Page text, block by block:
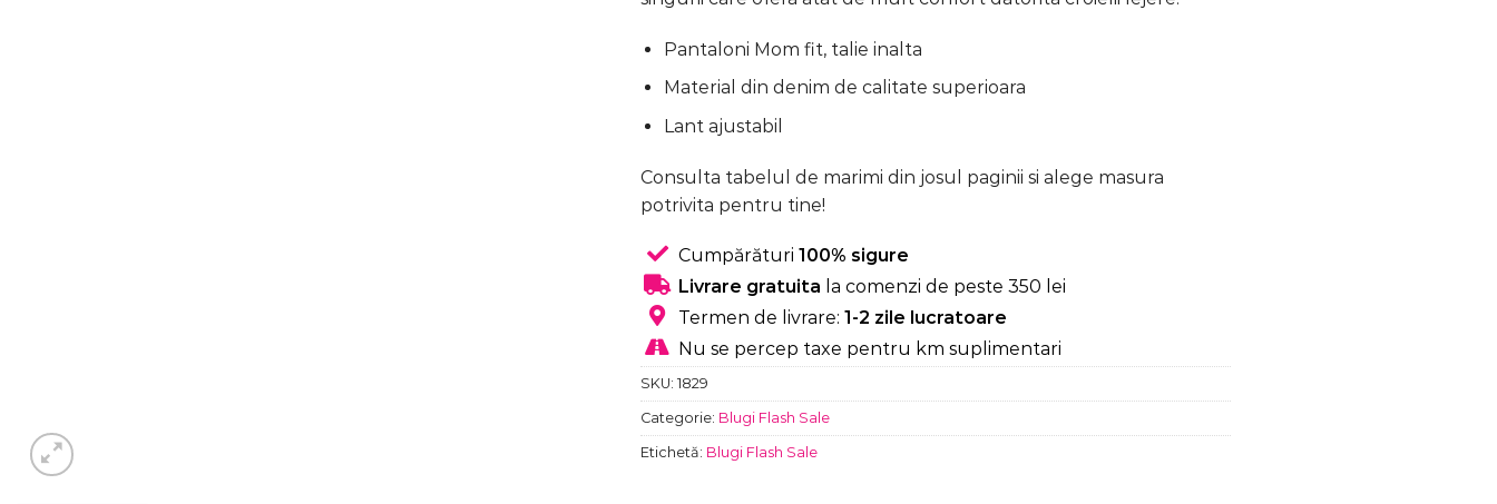
Pantaloni Mom fit, talie inalta
Material din denim de calitate superioara
Lant ajustabil
Consulta tabelul de marimi din josul paginii si alege masura
potrivita pentru tine!
Cumpărături 100% sigure
Livrare gratuita la comenzi de peste 350 lei
Termen de livrare: 1-2 zile lucratoare
Nu se percep taxe pentru km suplimentari
SKU: 1829
Categorie: Blugi Flash Sale
Etichetă: Blugi Flash Sale